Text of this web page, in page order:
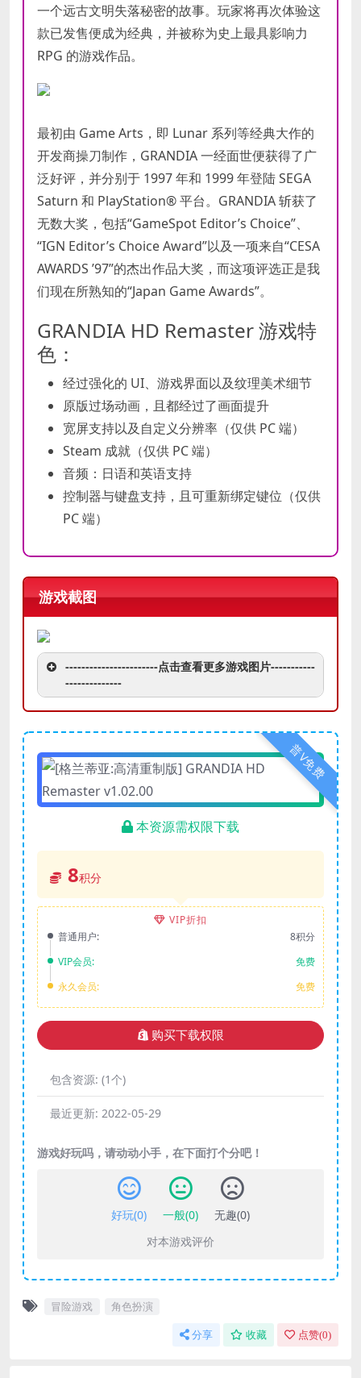
一个远古文明失落秘密的故事。玩家将再次体验这
款已发售便成为经典，并被称为史上最具影响力
RPG 的游戏作品。
最初由 Game Arts，即 Lunar 系列等经典大作的
开发商操刀制作，GRANDIA 一经面世便获得了广
泛好评，并分别于 1997 年和 1999 年登陆 SEGA
Saturn 和 PlayStation® 平台。GRANDIA 斩获了
无数大奖，包括“GameSpot Editor’s Choice”、
“IGN Editor’s Choice Award”以及一项来自“CESA
AWARDS ’97”的杰出作品大奖，而这项评选正是我
们现在所熟知的“Japan Game Awards”。
GRANDIA HD Remaster 游戏特
色：
经过强化的 UI、游戏界面以及纹理美术细节
原版过场动画，且都经过了画面提升
宽屏支持以及自定义分辨率（仅供 PC 端）
Steam 成就（仅供 PC 端）
音频：日语和英语支持
控制器与键盘支持，且可重新绑定键位（仅供
PC 端）
游戏截图
-----------------------点击查看更多游戏图片-----------
--------------
普V免费
本资源需权限下载
8积分
VIP折扣
普通用户:
8积分
VIP会员:
免费
永久会员:
免费
购买下载权限
包含资源: (1个)
最近更新: 2022-05-29
游戏好玩吗，请动动小手，在下面打个分吧！
好玩(0) 一般(0) 无趣(0)
对本游戏评价
冒险游戏 角色扮演
分享 收藏 点赞(0)